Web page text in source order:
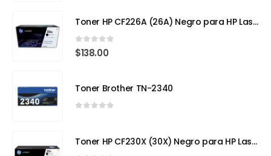
Toner HP CF226A (26A) Negro para HP LaserJet Pro M402
0out of 5
$138.00
Toner Brother TN-2340
Toner HP CF230X (30X) Negro para HP LaserJet Pro